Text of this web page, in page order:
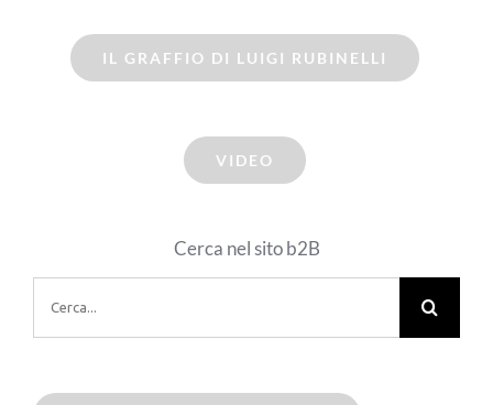
IL GRAFFIO DI LUIGI RUBINELLI
VIDEO
Cerca nel sito b2B
per: